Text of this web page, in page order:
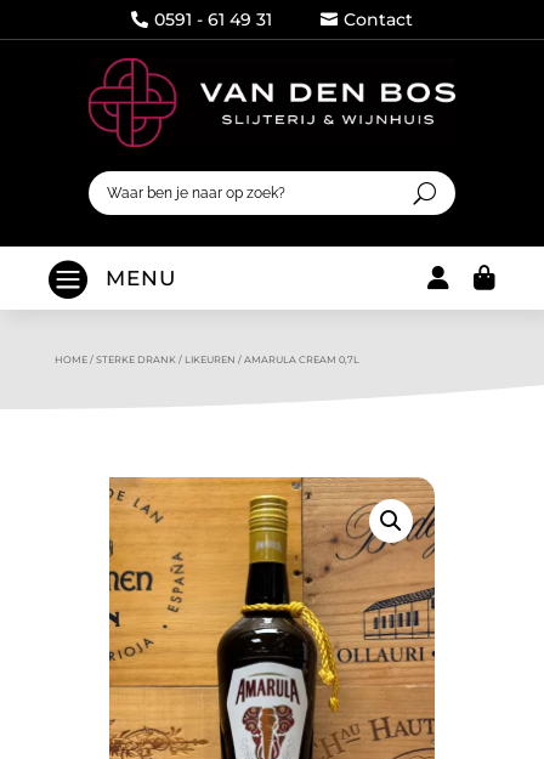
 0591 - 61 49 31  Contact
 MENU 
HOME/ STERKE DRANK / LIKEUREN / AMARULA CREAM 0,7L